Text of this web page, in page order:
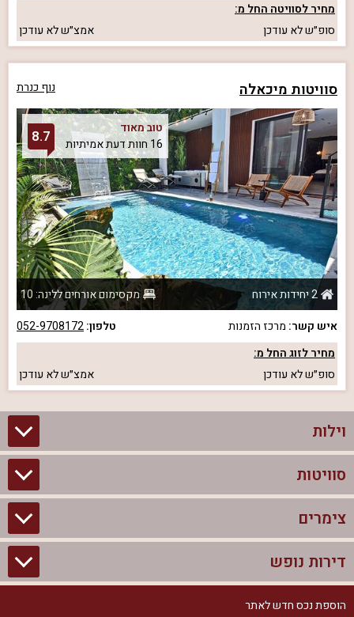
מחיר לסוויטה החל מ:
סופ״שלא עודכן אמצ״שלא עודכן
סוויטות מיכאלה נוף כנרת
טוב מאוד
16 חוות דעת אמיתיות
8.7
2 יחידות אירוח
מקסימום אורחים ללינה: 10
איש קשר: מרכז הזמנות טלפון:052-9708172
מחיר לזוג החל מ:
סופ״שלא עודכן אמצ״שלא עודכן
וילות
וילות בצפון
וילות להשכרה
וילות למסיבת רווקים
סוויטות
סוויטות בצפון
צימרים לזוגות עם בריכה פרטית
צימרים
צימרים בצפון
צימרים לזוגות
דירות נופש
דירות נופש בצפון
הוספת נכס חדש לאתר